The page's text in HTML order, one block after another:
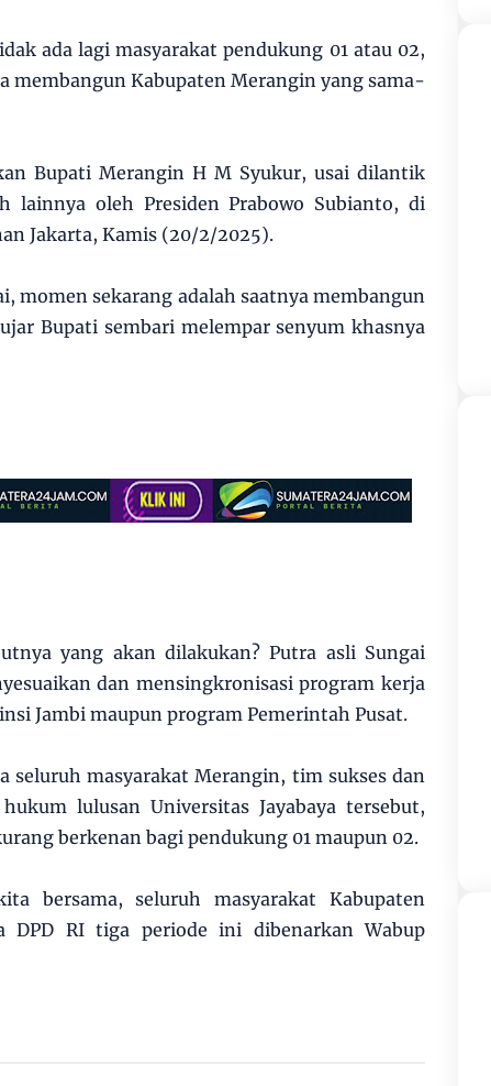
ada lagi masyarakat pendukung 01 atau 02,
membangun Kabupaten Merangin yang sama-
Bupati Merangin H M Syukur, usai dilantik
lainnya oleh Presiden Prabowo Subianto, di
Jakarta, Kamis (20/2/2025).
momen sekarang adalah saatnya membangun
Bupati sembari melempar senyum khasnya
yang akan dilakukan? Putra asli Sungai
dan mensingkronisasi program kerja
Jambi maupun program Pemerintah Pusat.
seluruh masyarakat Merangin, tim sukses dan
lulusan Universitas Jayabaya tersebut,
berkenan bagi pendukung 01 maupun 02.
bersama, seluruh masyarakat Kabupaten
DPD RI tiga periode ini dibenarkan Wabup